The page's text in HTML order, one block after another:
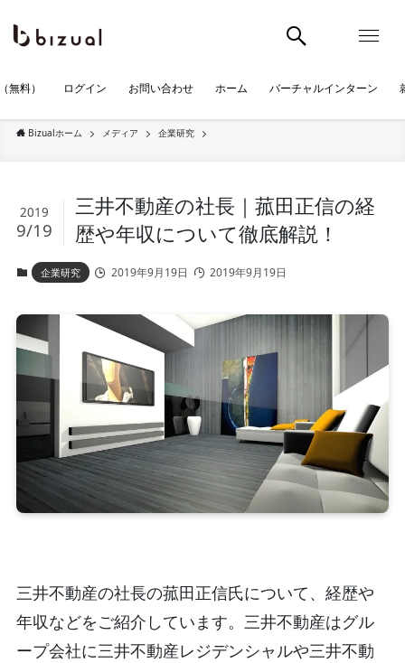
無料） ログイン お問い合わせ ホーム バーチャルインターン
Bizualホーム メディア 企業研究
三井不動産の社長｜菰田正信の経
歴や年収について徹底解説！
2019
9/19
企業研究 2019年9月19日 2019年9月19日
三井不動産の社長の菰田正信氏について、経歴や
年収などをご紹介しています。三井不動産はグル
ープ会社に三井不動産レジデンシャルや三井不動